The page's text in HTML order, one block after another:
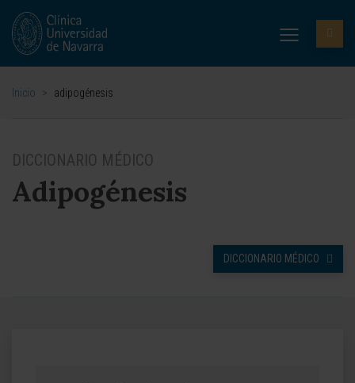
Inicio > adipogénesis
DICCIONARIO MÉDICO
Adipogénesis
DICCIONARIO MÉDICO